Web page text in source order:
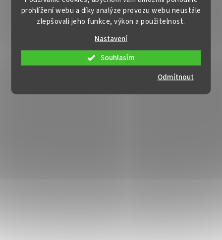
prohlížení webu a díky analýze provozu webu neustále
zlepšovali jeho funkce, výkon a použitelnost.
Nastavení
Odmítnout
Souhlasím